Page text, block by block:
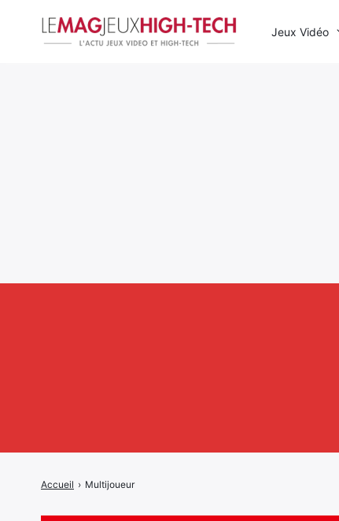
Accueil › Multijoueur
Jeux Vidéo